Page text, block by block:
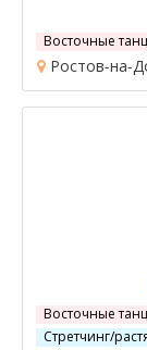
Восточные
Ростов-на-
Восточные
Стретчинг/